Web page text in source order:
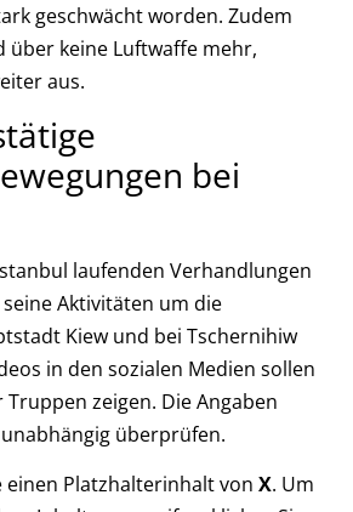
geschwächt worden. Zudem
über keine Luftwaffe mehr,
aus.
bei
laufenden Verhandlungen
Aktivitäten um die
Kiew und bei Tschernihiw
in den sozialen Medien sollen
zeigen. Die Angaben
überprüfen.
einen Platzhalterinhalt von X. Um